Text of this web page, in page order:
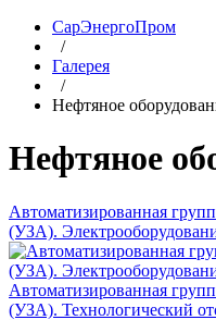
СарЭнергоПром
/
Галерея
/
Нефтяное
Нефтяное
Автоматизированная
(УЗА).
Автоматизированная
(УЗА). Технологический